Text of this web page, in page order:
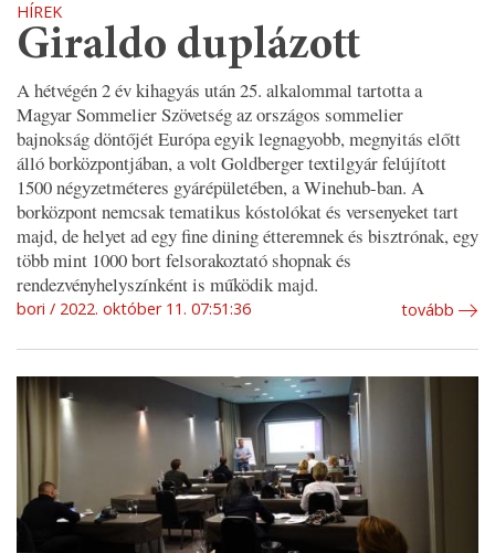
HÍREK
Giraldo duplázott
A hétvégén 2 év kihagyás után 25. alkalommal tartotta a
Magyar Sommelier Szövetség az országos sommelier
bajnokság döntőjét Európa egyik legnagyobb, megnyitás előtt
álló borközpontjában, a volt Goldberger textilgyár felújított
1500 négyzetméteres gyárépületében, a Winehub-ban. A
borközpont nemcsak tematikus kóstolókat és versenyeket tart
majd, de helyet ad egy fine dining étteremnek és bisztrónak, egy
több mint 1000 bort felsorakoztató shopnak és
rendezvényhelyszínként is működik majd.
bori 2022. október 11. 07:51:36 tovább